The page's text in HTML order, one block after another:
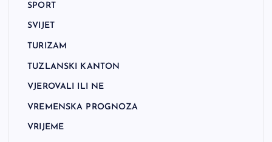
SPORT
SVIJET
TURIZAM
TUZLANSKI KANTON
VJEROVALI ILI NE
VREMENSKA PROGNOZA
VRIJEME